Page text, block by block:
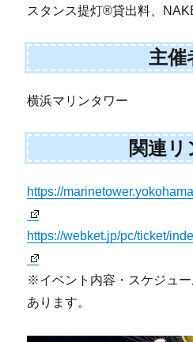
スタンス提灯®貸出料、
主催
横浜マリンタワー
関連リ
https://
https://webket.jp/pc/ticket/
※イベント内容・スケジュ
あります。